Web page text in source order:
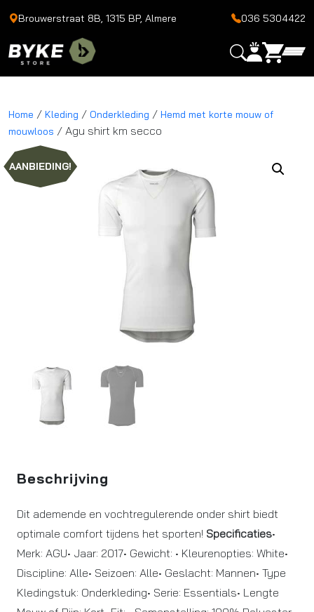
Brouwerstraat 8B, 1315 BP, Almere 036 5304422
Home / Kleding / Onderkleding / Hemd met korte mouw of
mouwloos / Agu shirt km secco
AANBIEDING!
Beschrijving
Dit ademende en vochtregulerende onder shirt biedt
optimale comfort tijdens het sporten! Specificaties•
Merk: AGU• Jaar: 2017• Gewicht: • Kleurenopties: White•
Discipline: Alle• Seizoen: Alle• Geslacht: Mannen• Type
Kledingstuk: Onderkleding• Serie: Essentials• Lengte